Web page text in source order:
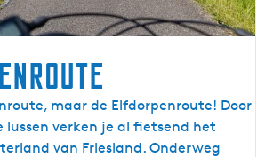
maar de Elfdorpenroute! Door
lussen verken je al fietsend het
van Friesland. Onderweg